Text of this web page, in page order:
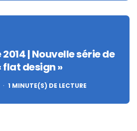
| Nouvelle série de
design »
1 MINUTE(S) DE LECTURE